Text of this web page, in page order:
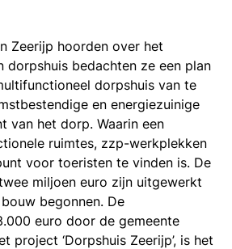
Zeerijp hoorden over het
dorpshuis bedachten ze een plan
dorpshuis van te
en energiezuinige
van het dorp. Waarin een
ruimtes, zzp-werkplekken
voor toeristen te vinden is. De
miljoen euro zijn uitgewerkt
begonnen. De
euro door de gemeente
project ‘Dorpshuis Zeerijp’, is het